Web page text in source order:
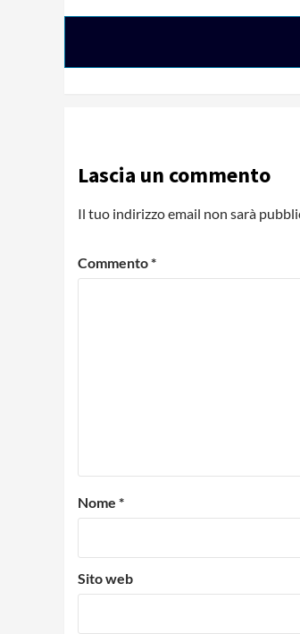
0:02 / 0:28
Lascia un commento
Il tuo indirizzo email non sarà
Commento*
Nome *
Sito web